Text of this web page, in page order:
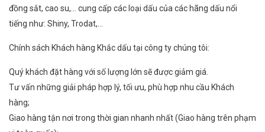
đồng sắt, cao su,… cung cấp các loại dấu của các hãng dấu nổi
tiếng như: Shiny, Trodat,…
Chính sách Khách hàng Khắc dấu tại công ty chúng tôi:
Quý khách đặt hàng với số lượng lớn sẽ được giảm giá.
Tư vấn những giải pháp hợp lý, tối ưu, phù hợp nhu cầu Khách
hàng;
Giao hàng tận nơi trong thời gian nhanh nhất (Giao hàng trên phạm